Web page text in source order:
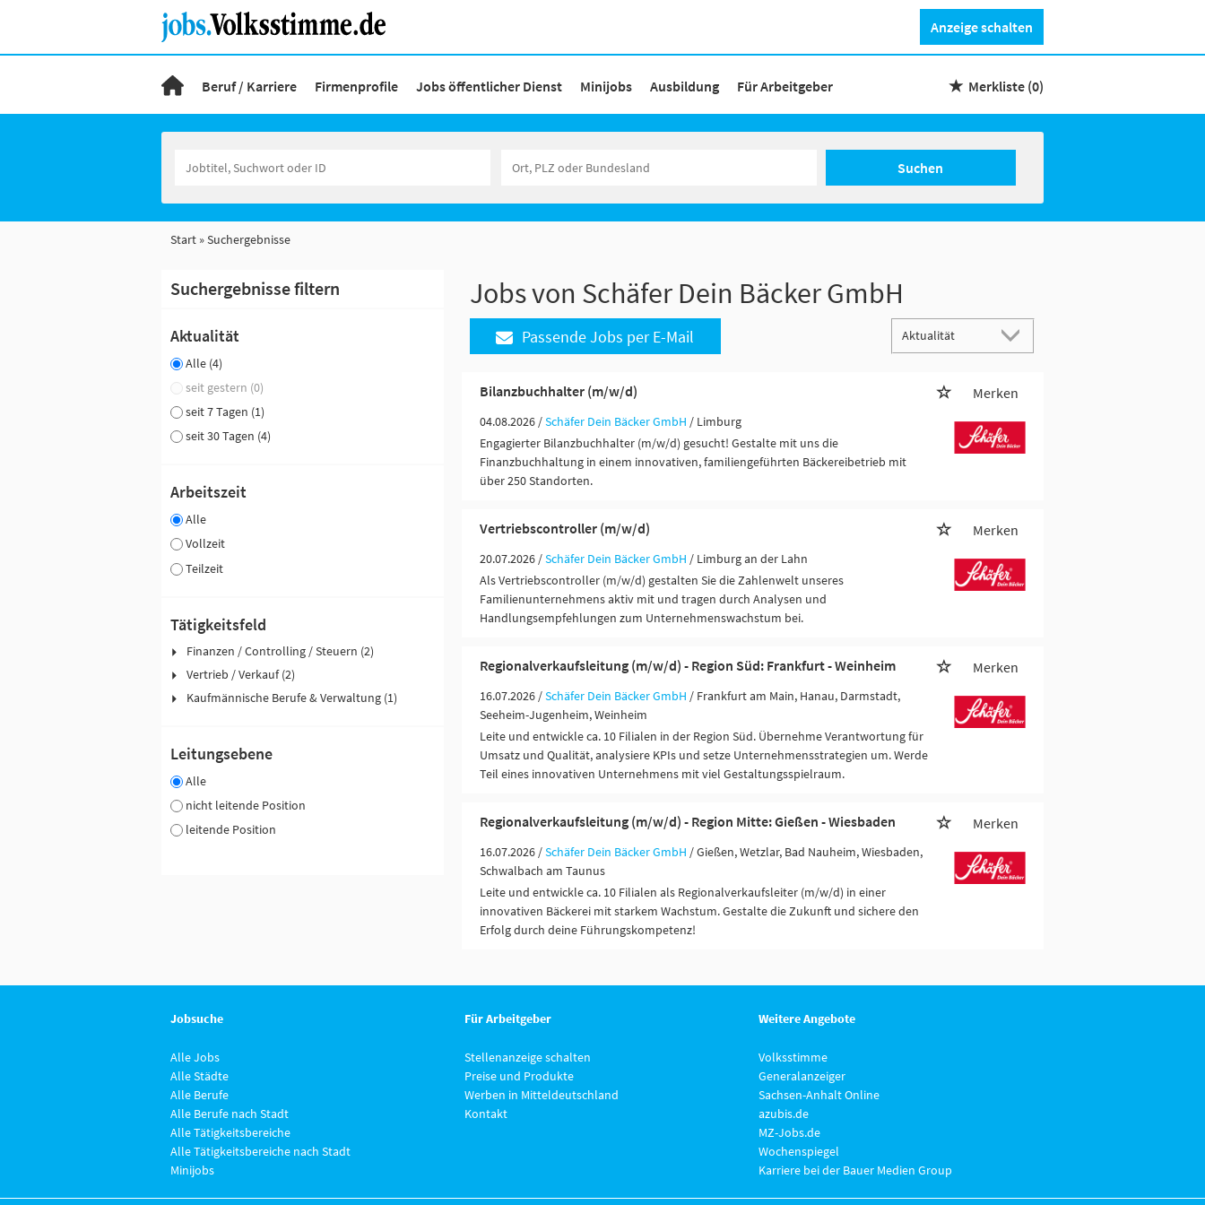
Anzeige schalten
Beruf / Karriere Firmenprofile Jobs öffentlicher Dienst Minijobs Ausbildung Für Arbeitgeber Merkliste (0)
Suchen
Start Suchergebnisse
Suchergebnisse filtern
Aktualität
Alle (4)
seit gestern (0)
seit 7 Tagen (1)
seit 30 Tagen (4)
Arbeitszeit
Alle
Vollzeit
Teilzeit
Tätigkeitsfeld
Finanzen / Controlling / Steuern (2)
Vertrieb / Verkauf (2)
Kaufmännische Berufe & Verwaltung (1)
Leitungsebene
Alle
nicht leitende Position
leitende Position
Jobs von Schäfer Dein Bäcker GmbH
Passende Jobs per E-Mail
Bilanzbuchhalter (m/w/d) Merken
04.08.2026 /Schäfer Dein Bäcker GmbH / Limburg
Engagierter Bilanzbuchhalter (m/w/d) gesucht! Gestalte mit uns die
Finanzbuchhaltung in einem innovativen, familiengeführten Bäckereibetrieb mit
über 250 Standorten.
Vertriebscontroller (m/w/d) Merken
20.07.2026 /Schäfer Dein Bäcker GmbH / Limburg an der Lahn
Als Vertriebscontroller (m/w/d) gestalten Sie die Zahlenwelt unseres
Familienunternehmens aktiv mit und tragen durch Analysen und
Handlungsempfehlungen zum Unternehmenswachstum bei.
Regionalverkaufsleitung (m/w/d) - Region Süd: Frankfurt - Weinheim Merken
16.07.2026 /Schäfer Dein Bäcker GmbH / Frankfurt am Main, Hanau, Darmstadt,
Seeheim-Jugenheim, Weinheim
Leite und entwickle ca. 10 Filialen in der Region Süd. Übernehme Verantwortung für
Umsatz und Qualität, analysiere KPIs und setze Unternehmensstrategien um. Werde
Teil eines innovativen Unternehmens mit viel Gestaltungsspielraum.
Regionalverkaufsleitung (m/w/d) - Region Mitte: Gießen - Wiesbaden Merken
16.07.2026 /Schäfer Dein Bäcker GmbH / Gießen, Wetzlar, Bad Nauheim, Wiesbaden,
Schwalbach am Taunus
Leite und entwickle ca. 10 Filialen als Regionalverkaufsleiter (m/w/d) in einer
innovativen Bäckerei mit starkem Wachstum. Gestalte die Zukunft und sichere den
Erfolg durch deine Führungskompetenz!
Jobsuche
Alle Jobs
Alle Städte
Alle Berufe
Alle Berufe nach Stadt
Alle Tätigkeitsbereiche
Alle Tätigkeitsbereiche nach Stadt
Minijobs
Für Arbeitgeber
Stellenanzeige schalten
Preise und Produkte
Werben in Mitteldeutschland
Kontakt
Weitere Angebote
Volksstimme
Generalanzeiger
Sachsen-Anhalt Online
azubis.de
MZ-Jobs.de
Wochenspiegel
Karriere bei der Bauer Medien Group